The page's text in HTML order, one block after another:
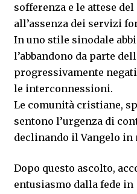
sofferenza e le attese
all’assenza dei servizi
In uno stile sinodale
l’abbandono da parte
progressivamente
le interconnessioni.
Le comunità cristiane,
sentono l’urgenza di
declinando il Vangelo in
Dopo questo ascolto,
entusiasmo dalla fede